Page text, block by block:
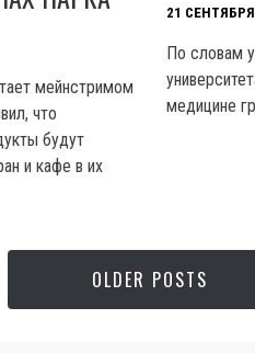
мейнстримом
что
будут
и кафе в их
21
По словам
медицине
OLDER POSTS